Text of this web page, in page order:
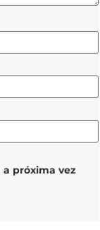
a próxima vez